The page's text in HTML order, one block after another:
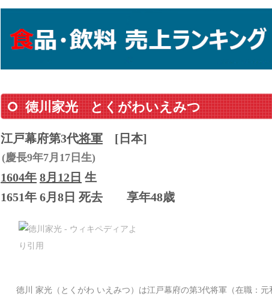
徳川家光 とくがわいえみつ
江戸幕府第3代将軍 [日本]
(慶長9年7月17日生)
1604年 8月12日 生
1651年 6月8日 死去
享年48歳
徳川 家光（とくがわ いえみつ）は江戸幕府の第3代将軍（在職：元